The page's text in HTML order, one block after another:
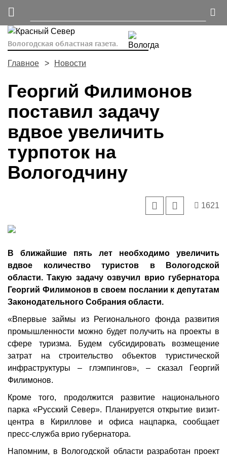
Вологодская областная газета.
Главное Новости
Георгий Филимонов
поставил задачу
вдвое увеличить
турпоток на
Вологодчину
1621
В ближайшие пять лет необходимо увеличить
вдвое количество туристов в Вологодской
области. Такую задачу озвучил врио губернатора
Георгий Филимонов в своем послании к депутатам
Законодательного Собрания области.
«Впервые займы из Регионального фонда развития
промышленности можно будет получить на проекты в
сфере туризма. Будем субсидировать возмещение
затрат на строительство объектов туристической
инфраструктуры – глэмпингов», – сказал Георгий
Филимонов.
Кроме того, продолжится развитие национального
парка «Русский Север». Планируется открытие визит-
центра в Кириллове и офиса нацпарка, сообщает
пресс-служба врио губернатора.
Напомним, в Вологодской области разработан проект